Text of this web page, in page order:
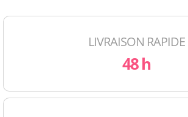
LIVRAISON RAPIDE
48 h